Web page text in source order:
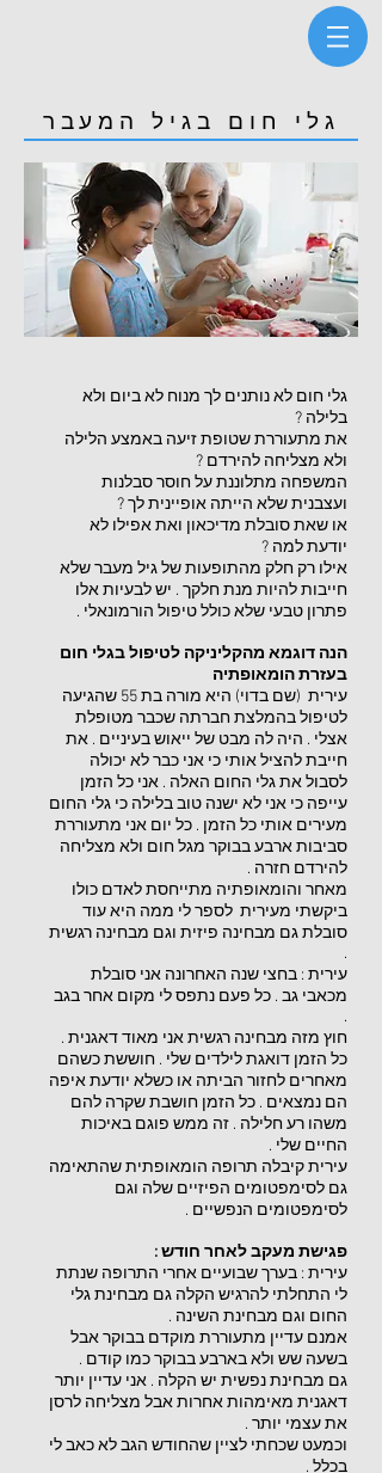
גלי חום בגיל המעבר
גלי חום לא נותנים לך מנוח לא ביום ולא
בלילה ?
את מתעוררת שטופת זיעה באמצע הלילה
ולא מצליחה להירדם ?
המשפחה מתלוננת על חוסר סבלנות
ועצבנית שלא הייתה אופיינית לך ?
או שאת סובלת מדיכאון ואת אפילו לא
יודעת למה ?
אילו רק חלק מהתופעות של גיל מעבר שלא
חייבות להיות מנת חלקך . יש לבעיות אלו
פתרון טבעי שלא כולל טיפול הורמונאלי .
הנה דוגמא מהקליניקה לטיפול בגלי חום
בעזרת הומאופתיה
עירית (שם בדוי) היא מורה בת 55 שהגיעה
לטיפול בהמלצת חברתה שכבר מטופלת
אצלי . היה לה מבט של ייאוש בעיניים . את
חייבת להציל אותי כי אני כבר לא יכולה
לסבול את גלי החום האלה . אני כל הזמן
עייפה כי אני לא ישנה טוב בלילה כי גלי החום
מעירים אותי כל הזמן . כל יום אני מתעוררת
סביבות ארבע בבוקר מגל חום ולא מצליחה
להירדם חזרה .
מאחר והומאופתיה מתייחסת לאדם כולו
ביקשתי מעירית לספר לי ממה היא עוד
סובלת גם מבחינה פיזית וגם מבחינה רגשית
.
עירית : בחצי שנה האחרונה אני סובלת
מכאבי גב . כל פעם נתפס לי מקום אחר בגב
.
חוץ מזה מבחינה רגשית אני מאוד דאגנית .
כל הזמן דואגת לילדים שלי . חוששת כשהם
מאחרים לחזור הביתה או כשלא יודעת איפה
הם נמצאים . כל הזמן חושבת שקרה להם
משהו רע חלילה . זה ממש פוגם באיכות
החיים שלי .
עירית קיבלה תרופה הומאופתית שהתאימה
גם לסימפטומים הפיזיים שלה וגם
לסימפטומים הנפשיים .
פגישת מעקב לאחר חודש :
עירית : בערך שבועיים אחרי התרופה שנתת
לי התחלתי להרגיש הקלה גם מבחינת גלי
החום וגם מבחינת השינה .
אמנם עדיין מתעוררת מוקדם בבוקר אבל
בשעה שש ולא בארבע בבוקר כמו קודם .
גם מבחינת נפשית יש הקלה . אני עדיין יותר
דאגנית מאימהות אחרות אבל מצליחה לרסן
את עצמי יותר .
וכמעט שכחתי לציין שהחודש הגב לא כאב לי
בכלל .